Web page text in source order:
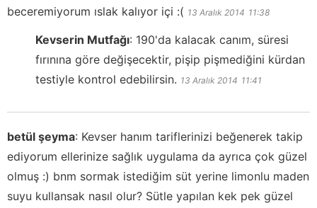
beceremiyorum ıslak kalıyor içi :( 13 Aralık 2014 11:38
Kevserin Mutfağı: 190'da kalacak canım, süresi
fırınına göre değişecektir, pişip pişmediğini kürdan
testiyle kontrol edebilirsin. 13 Aralık 2014 11:41
betül şeyma: Kevser hanım tariflerinizi beğenerek takip
ediyorum ellerinize sağlık uygulama da ayrıca çok güzel
olmuş :) bnm sormak istediğim süt yerine limonlu maden
suyu kullansak nasıl olur? Sütle yapılan kek pek güzel